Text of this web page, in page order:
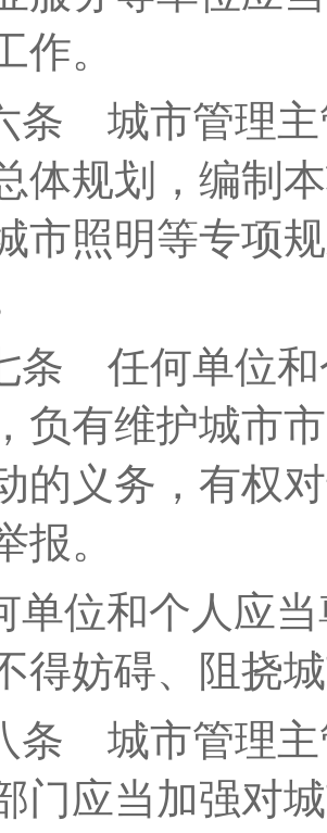
作。
条 城市管理
体规划，编制
市照明等专项
条 任何单位
负有维护城市
的义务，有权
报。
单位和个人应
得妨碍、阻挠
条 城市管理
门应当加强对